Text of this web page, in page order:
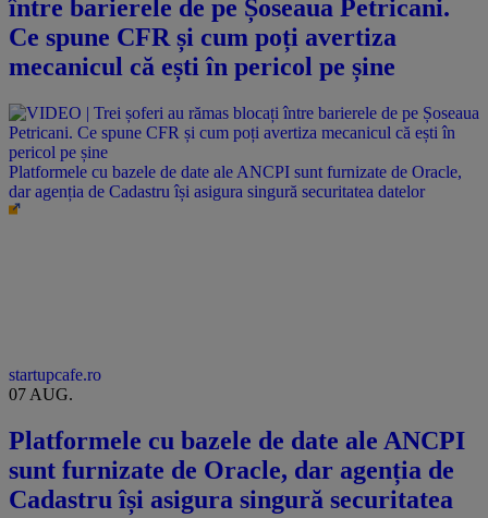
între barierele de pe Șoseaua Petricani.
Ce spune CFR și cum poți avertiza
mecanicul că ești în pericol pe șine
Platformele cu bazele de date ale ANCPI sunt furnizate de Oracle,
dar agenția de Cadastru își asigura singură securitatea datelor
startupcafe.ro
07 AUG.
Platformele cu bazele de date ale ANCPI
sunt furnizate de Oracle, dar agenția de
Cadastru își asigura singură securitatea